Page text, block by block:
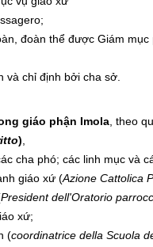
đoàn thể được Giám
và chỉ định bởi cha sở.
giáo phận Imola , theo
)
cha phó; các linh mục và
giáo xứ (Azione Cattolica
President dell'Oratorio
xứ;
(coordinatrice della Scuola